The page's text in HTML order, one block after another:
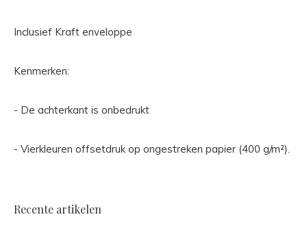
Inclusief Kraft enveloppe
Kenmerken:
- De achterkant is onbedrukt
- Vierkleuren offsetdruk op ongestreken papier (400 g/m²).
Recente artikelen